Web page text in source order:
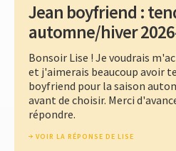
Jean boyfriend :
automne/hiver
Bonsoir Lise ! Je voudrais
et j'aimerais beaucoup avoir
boyfriend pour la saison
avant de choisir. Merci
répondre.
VOIR LA RÉPONSE DE LISE